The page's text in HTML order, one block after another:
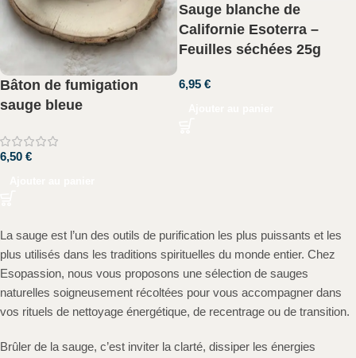
Bâton de fumigation
sauge bleue
6,50 €
Sauge blanche de
Californie Esoterra –
Feuilles séchées 25g
6,95 €
La sauge est l’un des outils de purification les plus puissants et les
plus utilisés dans les traditions spirituelles du monde entier. Chez
Esopassion, nous vous proposons une sélection de sauges
naturelles soigneusement récoltées pour vous accompagner dans
vos rituels de nettoyage énergétique, de recentrage ou de transition.
Brûler de la sauge, c’est inviter la clarté, dissiper les énergies